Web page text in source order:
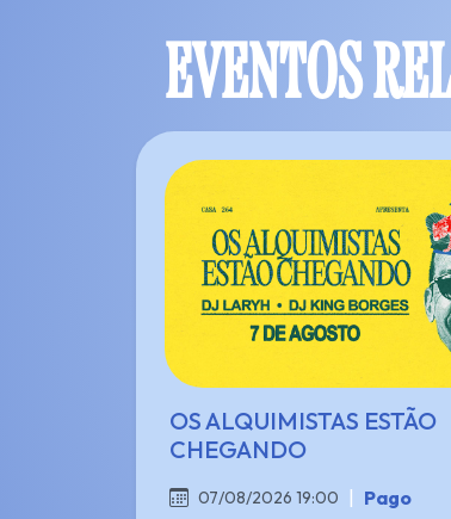
EVENTOS
OS ALQUIMISTAS ESTÃO
CHEGANDO
07/08/2026 19:00 Pago